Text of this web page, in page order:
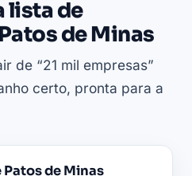
lista de
de Minas
de “21 mil empresas”
certo, pronta para a
Patos de Minas